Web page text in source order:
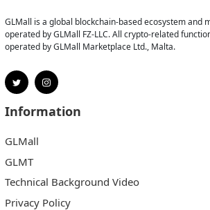
GLMall is a global blockchain-based ecosystem and
operated by GLMall FZ-LLC. All crypto-related
operated by GLMall Marketplace Ltd., Malta.
Information
GLMall
GLMT
Technical Background Video
Privacy Policy